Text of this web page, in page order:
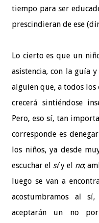
tiempo para ser
prescindieran de ese
Lo cierto es que un
asistencia, con la guía
alguien que, a todos los
crecerá sintiéndose
Pero, eso sí, tan
corresponde es
los niños, ya desde
escuchar el síy el no;
luego se van a
acostumbramos al
aceptarán un no